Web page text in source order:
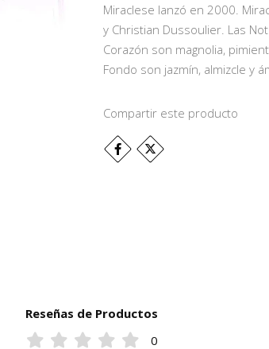
Miraclese lanzó en 2000.
y Christian Dussoulier. Las
Corazón son magnolia,
Fondo son jazmín, almizcle y
Compartir este producto
Reseñas de Productos
0